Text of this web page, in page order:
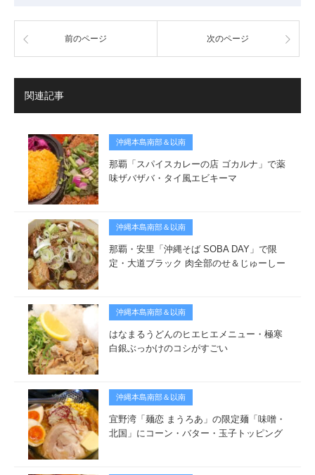
前のページ 次のページ
関連記事
沖縄本島南部＆以南
那覇「スパイスカレーの店 ゴカルナ」で薬
味ザバザバ・タイ風エビキーマ
沖縄本島南部＆以南
那覇・安里「沖縄そば SOBA DAY」で限
定・大道ブラック 肉全部のせ＆じゅーしー
沖縄本島南部＆以南
はなまるうどんのヒエヒエメニュー・極寒
白銀ぶっかけのコシがすごい
沖縄本島南部＆以南
宜野湾「麺恋 まうろあ」の限定麺「味噌・
北国」にコーン・バター・玉子トッピング